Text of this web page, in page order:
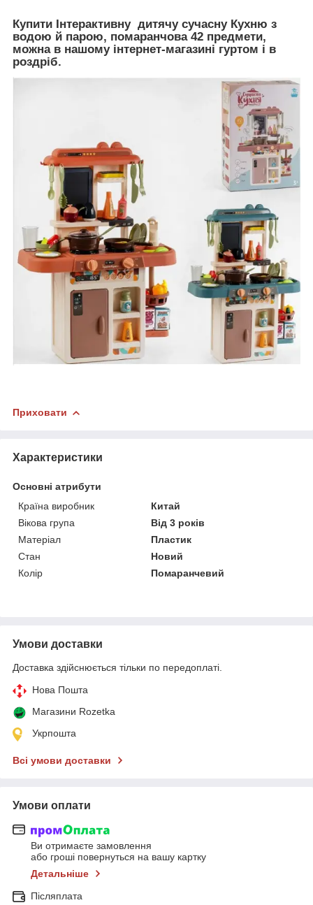
Купити Інтерактивну дитячу сучасну Кухню з
водою й парою, помаранчова 42 предмети,
можна в нашому інтернет-магазині гуртом і в
роздріб.
Приховати
Характеристики
Основні атрибути
Країна виробник
Китай
Вікова група
Від 3 років
Матеріал
Пластик
Стан
Новий
Колір
Помаранчевий
Умови доставки
Доставка здійснюється тільки по передоплаті.
Нова Пошта
Магазини Rozetka
Укрпошта
Всі умови доставки
Умови оплати
Ви отримаєте замовлення
або гроші повернуться на вашу картку
Детальніше
Післяплата